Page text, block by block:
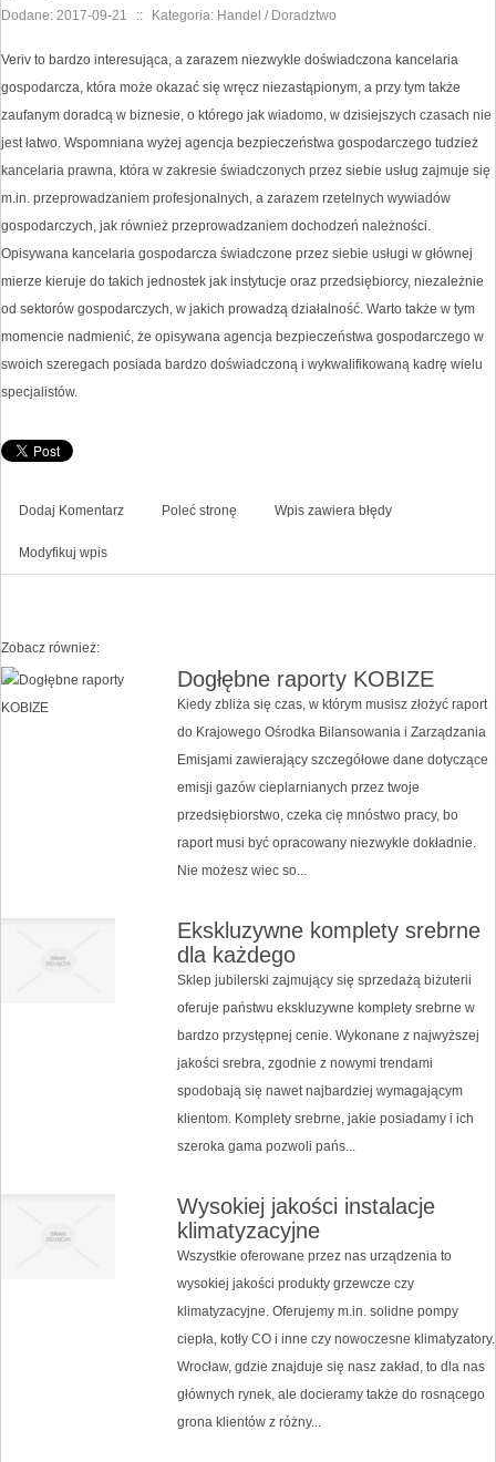
Dodane: 2017-09-21 :: Kategoria: Handel / Doradztwo
Veriv to bardzo interesująca, a zarazem niezwykle doświadczona kancelaria
gospodarcza, która może okazać się wręcz niezastąpionym, a przy tym także
zaufanym doradcą w biznesie, o którego jak wiadomo, w dzisiejszych czasach nie
jest łatwo. Wspomniana wyżej agencja bezpieczeństwa gospodarczego tudzież
kancelaria prawna, która w zakresie świadczonych przez siebie usług zajmuje się
m.in. przeprowadzaniem profesjonalnych, a zarazem rzetelnych wywiadów
gospodarczych, jak również przeprowadzaniem dochodzeń należności.
Opisywana kancelaria gospodarcza świadczone przez siebie usługi w głównej
mierze kieruje do takich jednostek jak instytucje oraz przedsiębiorcy, niezależnie
od sektorów gospodarczych, w jakich prowadzą działalność. Warto także w tym
momencie nadmienić, że opisywana agencja bezpieczeństwa gospodarczego w
swoich szeregach posiada bardzo doświadczoną i wykwalifikowaną kadrę wielu
specjalistów.
Dodaj Komentarz Poleć stronę Wpis zawiera błędy
Modyfikuj wpis
Zobacz również:
Dogłębne raporty KOBIZE
Kiedy zbliża się czas, w którym musisz złożyć raport
do Krajowego Ośrodka Bilansowania i Zarządzania
Emisjami zawierający szczegółowe dane dotyczące
emisji gazów cieplarnianych przez twoje
przedsiębiorstwo, czeka cię mnóstwo pracy, bo
raport musi być opracowany niezwykle dokładnie.
Nie możesz wiec so...
Ekskluzywne komplety srebrne
dla każdego
Sklep jubilerski zajmujący się sprzedażą biżuterii
oferuje państwu ekskluzywne komplety srebrne w
bardzo przystępnej cenie. Wykonane z najwyższej
jakości srebra, zgodnie z nowymi trendami
spodobają się nawet najbardziej wymagającym
klientom. Komplety srebrne, jakie posiadamy i ich
szeroka gama pozwoli pańs...
Wysokiej jakości instalacje
klimatyzacyjne
Wszystkie oferowane przez nas urządzenia to
wysokiej jakości produkty grzewcze czy
klimatyzacyjne. Oferujemy m.in. solidne pompy
ciepła, kotły CO i inne czy nowoczesne klimatyzatory.
Wrocław, gdzie znajduje się nasz zakład, to dla nas
głównych rynek, ale docieramy także do rosnącego
grona klientów z różny...